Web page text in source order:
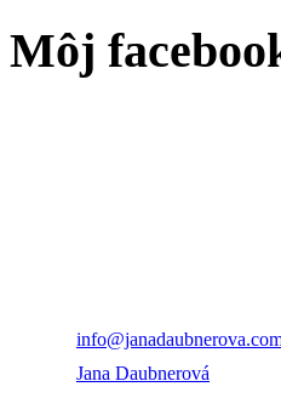
Môj
Jana Daubnerová